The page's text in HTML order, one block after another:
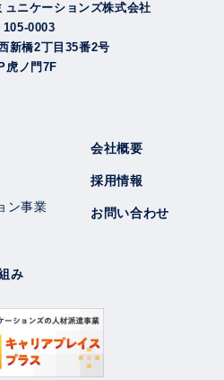
ュニケーションズ株式会社
105-0003
新橋2丁目35番2号
虎ノ門7F
ン事業
み
会社概要
採用情報
お問い合わせ